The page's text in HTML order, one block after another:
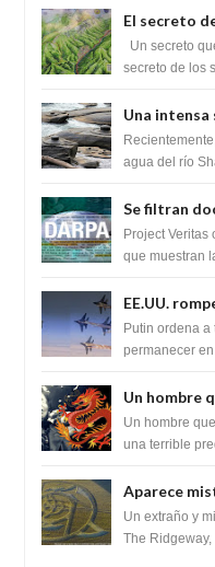
El secreto
cambiaría
humanidad
Un secreto
secreto de los
Una intensa
Lingas
agua del río
Se filtran
muestran la
SARS-CoV-
Project
que muestran
EE.UU.
prepara
"Caballero
Putin ordena
permanecer
Un hombre
recordó la
para febrero
Un hombre
una terrible
Aparece
Unido 23 de
Un extraño y
The